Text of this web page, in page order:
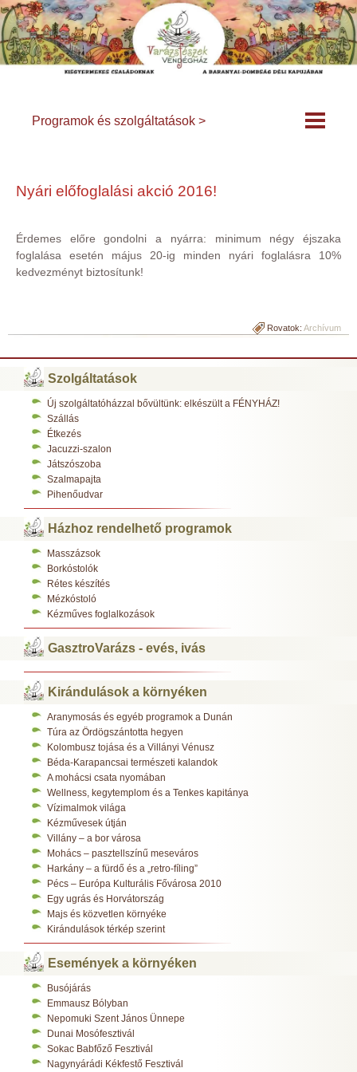
Programok és szolgáltatások >
Nyári előfoglalási akció 2016!
Érdemes előre gondolni a nyárra: minimum négy éjszaka
foglalása esetén május 20-ig minden nyári foglalásra 10%
kedvezményt biztosítunk!
Rovatok: Archívum
Szolgáltatások
Új szolgáltatóházzal bővültünk: elkészült a FÉNYHÁZ!
Szállás
Étkezés
Jacuzzi-szalon
Játszószoba
Szalmapajta
Pihenőudvar
Házhoz rendelhető programok
Masszázsok
Borkóstolók
Rétes készítés
Mézkóstoló
Kézműves foglalkozások
GasztroVarázs - evés, ivás
Kirándulások a környéken
Aranymosás és egyéb programok a Dunán
Túra az Ördögszántotta hegyen
Kolombusz tojása és a Villányi Vénusz
Béda-Karapancsai természeti kalandok
A mohácsi csata nyomában
Wellness, kegytemplom és a Tenkes kapitánya
Vízimalmok világa
Kézművesek útján
Villány – a bor városa
Mohács – pasztellszínű meseváros
Harkány – a fürdő és a „retro-fíling”
Pécs – Európa Kulturális Fővárosa 2010
Egy ugrás és Horvátország
Majs és közvetlen környéke
Kirándulások térkép szerint
Események a környéken
Busójárás
Emmausz Bólyban
Nepomuki Szent János Ünnepe
Dunai Mosófesztivál
Sokac Babfőző Fesztivál
Nagynyárádi Kékfestő Fesztivál